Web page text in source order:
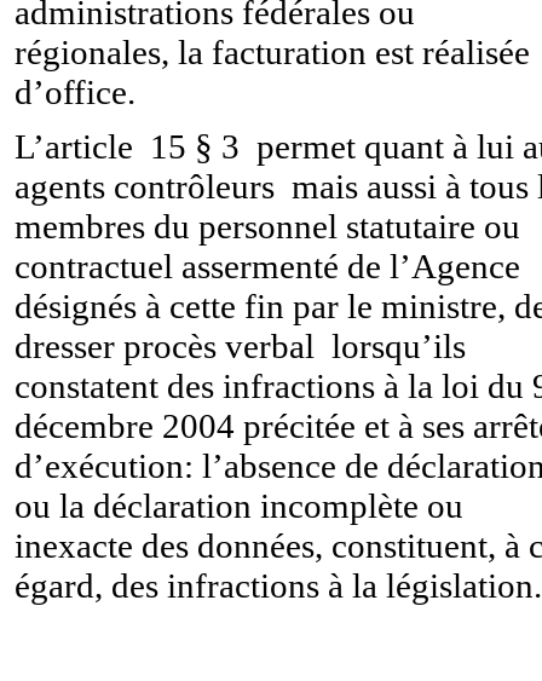
administrations fédérales ou
régionales, la facturation est réalisée
d’office.
L’article 15 § 3 permet quant à lui
agents contrôleurs mais aussi à tous
membres du personnel statutaire ou
contractuel assermenté de l’Agence
désignés à cette fin par le ministre,
dresser procès verbal lorsqu’ils
constatent des infractions à la loi du
décembre 2004 précitée et à ses
d’exécution: l’absence de
ou la déclaration incomplète ou
inexacte des données, constituent, à
égard, des infractions à la législation.